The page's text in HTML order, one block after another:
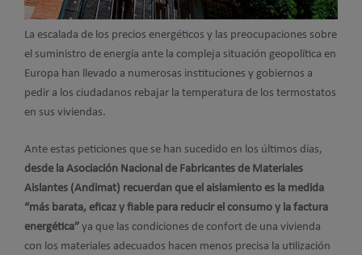
La escalada de los precios energéticos y las preocupaciones sobre
el suministro de energía ante la compleja situación geopolítica en
Europa han llevado a numerosas instituciones y gobiernos a
pedir a los ciudadanos rebajar la temperatura de los termostatos
en sus viviendas.
Ante estas peticiones que se han sucedido en los últimos días,
desde la Asociación Nacional de Fabricantes de Materiales
Aislantes (Andimat) recuerdan que el aislamiento es la medida
“más barata, eficaz y fiable para reducir el consumo y la factura
energética” ya que las condiciones de confort de una vivienda
con los materiales adecuados hacen menos precisa la utilización